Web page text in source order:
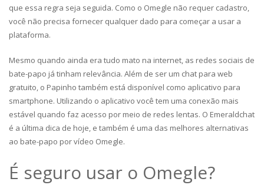
que essa regra seja seguida. Como o Omegle não requer cadastro,
você não precisa fornecer qualquer dado para começar a usar a
plataforma.
Mesmo quando ainda era tudo mato na internet, as redes sociais de
bate-papo já tinham relevância. Além de ser um chat para web
gratuito, o Papinho também está disponível como aplicativo para
smartphone. Utilizando o aplicativo você tem uma conexão mais
estável quando faz acesso por meio de redes lentas. O Emeraldchat
é a última dica de hoje, e também é uma das melhores alternativas
ao bate-papo por vídeo Omegle.
É seguro usar o Omegle?